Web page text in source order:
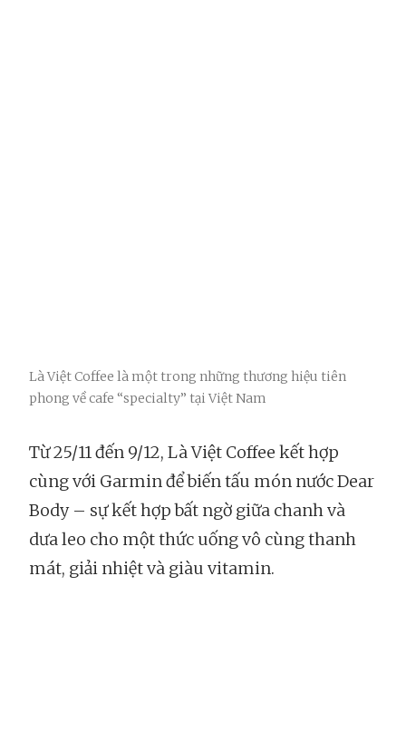
Là Việt Coffee là một trong những thương hiệu tiên
phong về cafe “specialty” tại Việt Nam
Từ 25/11 đến 9/12, Là Việt Coffee kết hợp
cùng với Garmin để biến tấu món nước Dear
Body – sự kết hợp bất ngờ giữa chanh và
dưa leo cho một thức uống vô cùng thanh
mát, giải nhiệt và giàu vitamin.